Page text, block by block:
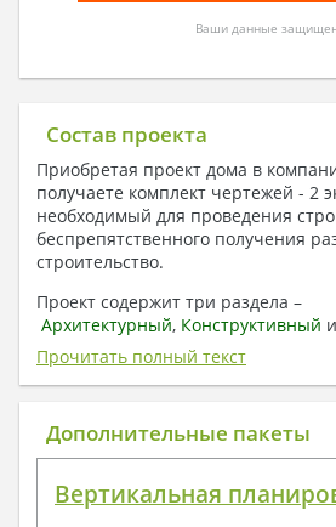
Ваши данные
Состав проекта
Приобретая проект дома в
получаете комплект чертежей - 2
необходимый для проведения
беспрепятственного получения
строительство.
Проект содержит три раздела –
Архитектурный, Конструктивный и
отопление, вентиляция,
электроснабжение (приобретается
плату) + Пояснительная записка.
1. Архитектурный раздел:
План координационных
Прочитать полный текст
Дополнительные пакеты
Вертикальная